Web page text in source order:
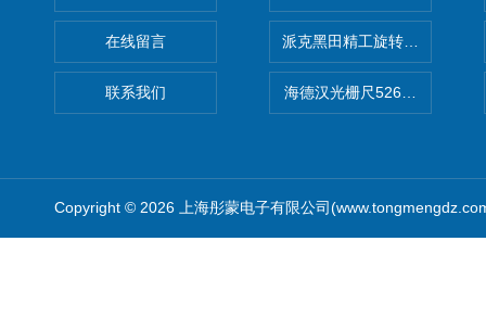
在线留言
联系我们
派克黑田精工旋转气缸
海德汉光栅尺526974-09
Copyright © 2026 上海彤蒙电子有限公司